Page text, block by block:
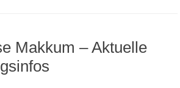
Makkum – Aktuelle